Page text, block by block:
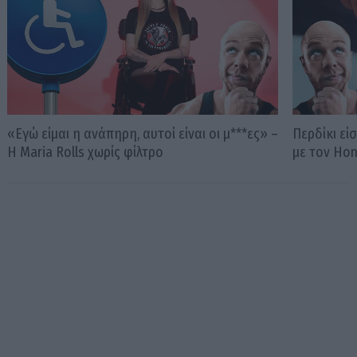
«Εγώ είμαι η ανάπηρη, αυτοί είναι οι μ***ες» –
Η Maria Rolls χωρίς φίλτρο
Περδίκι
με τον